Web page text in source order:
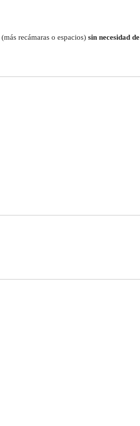
(más recámaras o espacios) sin necesidad de